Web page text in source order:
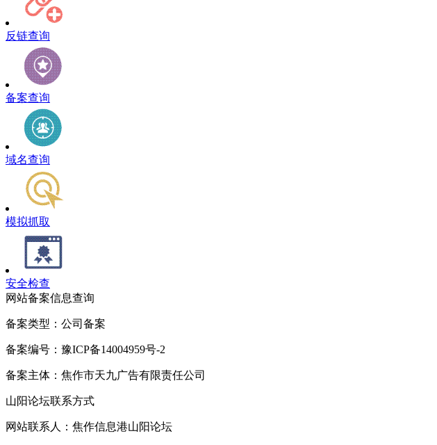
反链查询
备案查询
域名查询
模拟抓取
安全检查
网站备案信息查询
备案类型：公司备案
备案编号：豫ICP备14004959号-2
备案主体：焦作市天九广告有限责任公司
山阳论坛联系方式
网站联系人：焦作信息港山阳论坛